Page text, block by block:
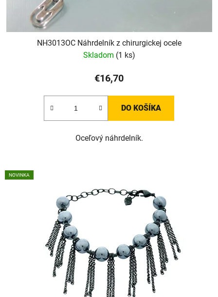
NH3013OC Náhrdelník z chirurgickej ocele
Skladom (1 ks)
€16,70
DO KOŠÍKA
Oceľový náhrdelník.
NOVINKA